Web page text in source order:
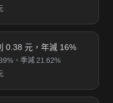
0.38 元，年減 16%
、季減 21.62%